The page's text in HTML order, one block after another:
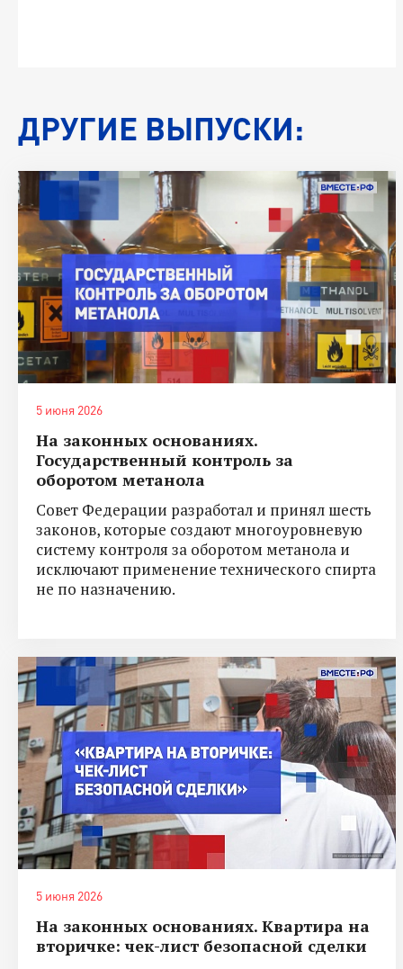
ДРУГИЕ ВЫПУСКИ:
5 июня 2026
На законных основаниях.
Государственный контроль за
оборотом метанола
Совет Федерации разработал и принял шесть
законов, которые создают многоуровневую
систему контроля за оборотом метанола и
исключают применение технического спирта
не по назначению.
5 июня 2026
На законных основаниях. Квартира на
вторичке: чек-лист безопасной сделки